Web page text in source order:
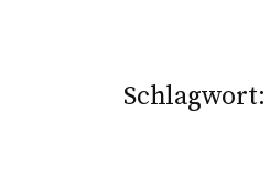
Schlagwort: